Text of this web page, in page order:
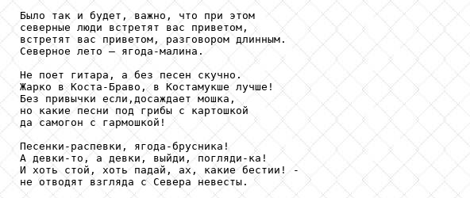
Было так и будет, важно, что при этом
северные люди встретят вас приветом,
встретят вас приветом, разговором длинным.
Северное лето – ягода-малина.
Не поет гитара, а без песен скучно.
Жарко в Коста-Браво, в Костамукше лучше!
Без привычки если,досаждает мошка,
но какие песни под грибы с картошкой
да самогон с гармошкой!
Песенки-распевки, ягода-брусника!
А девки-то, а девки, выйди, погляди-ка!
И хоть стой, хоть падай, ах, какие бестии! -
не отводят взгляда с Севера невесты.